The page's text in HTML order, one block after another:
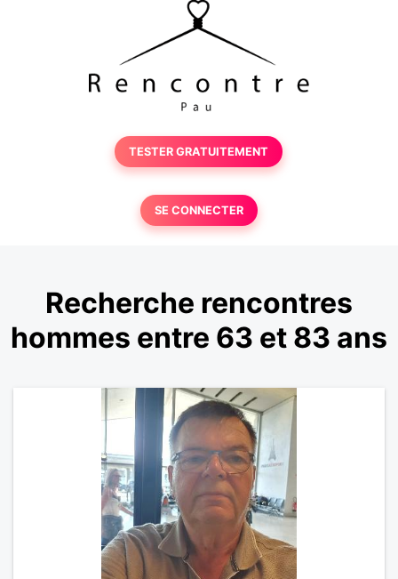
TESTER GRATUITEMENT
SE CONNECTER
Recherche rencontres
hommes entre 63 et 83 ans